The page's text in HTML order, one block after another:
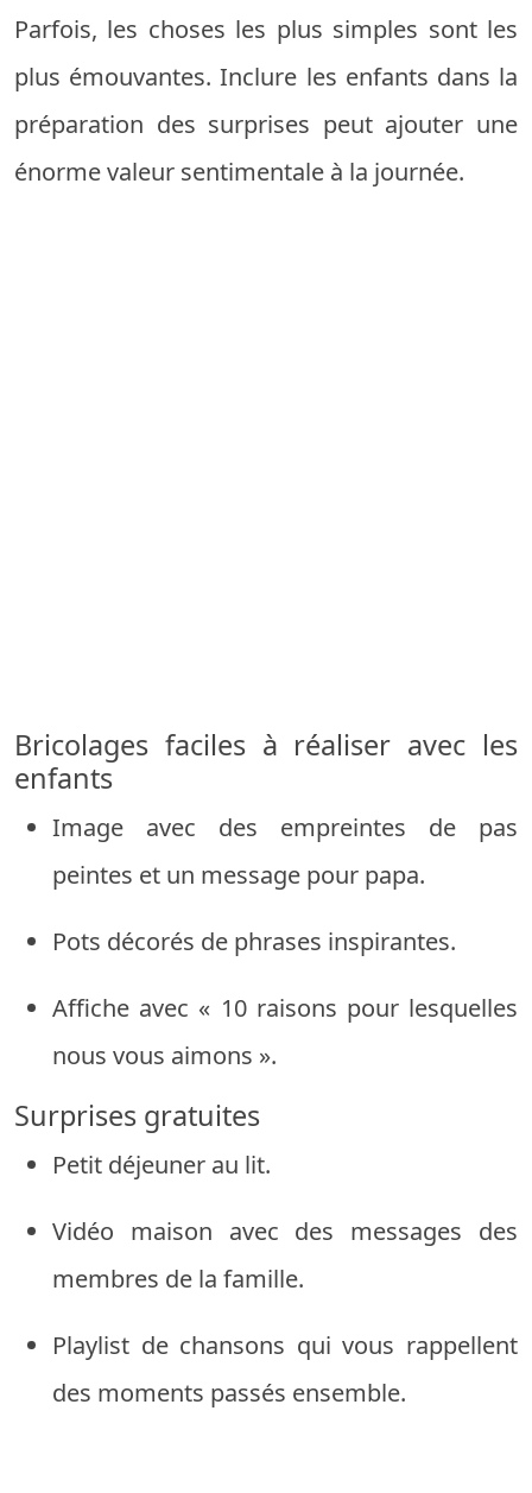
Parfois, les choses les plus simples sont les
plus émouvantes. Inclure les enfants dans la
préparation des surprises peut ajouter une
énorme valeur sentimentale à la journée.
Bricolages faciles à réaliser avec les
enfants
Image avec des empreintes de pas
peintes et un message pour papa.
Pots décorés de phrases inspirantes.
Affiche avec « 10 raisons pour lesquelles
nous vous aimons ».
Surprises gratuites
Petit déjeuner au lit.
Vidéo maison avec des messages des
membres de la famille.
Playlist de chansons qui vous rappellent
des moments passés ensemble.